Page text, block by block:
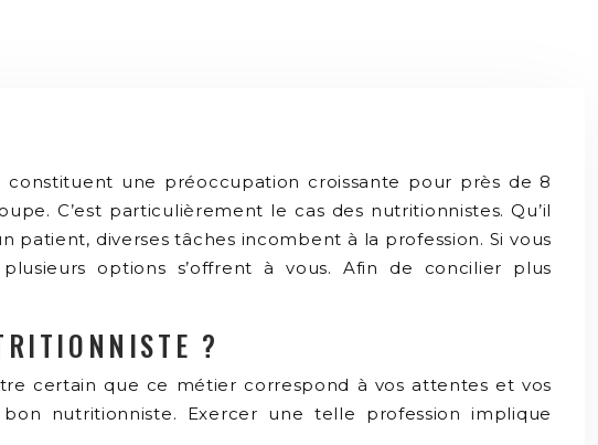
une préoccupation croissante pour près de 8
C’est particulièrement le cas des nutritionnistes. Qu’il
diverses tâches incombent à la profession. Si vous
options s’offrent à vous. Afin de concilier plus
?
certain que ce métier correspond à vos attentes et vos
nutritionniste. Exercer une telle profession implique